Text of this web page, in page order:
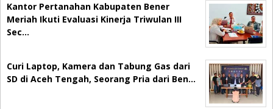
Kantor Pertanahan Kabupaten Bener
Meriah Ikuti Evaluasi Kinerja Triwulan III
Sec…
Curi Laptop, Kamera dan Tabung Gas dari
SD di Aceh Tengah, Seorang Pria dari Ben…